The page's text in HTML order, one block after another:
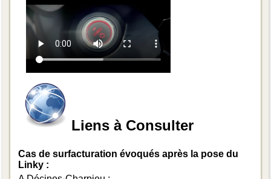
Liens à Consulter
Cas de surfacturation évoqués après la pose du
Linky :